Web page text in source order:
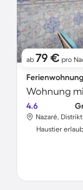
ab 79 € pro
Ferienwohnung
4.6
Nazaré,
Haustier